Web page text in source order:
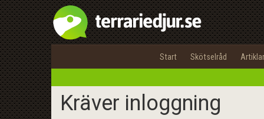
Start Skötselråd Artiklar
Kräver inloggning